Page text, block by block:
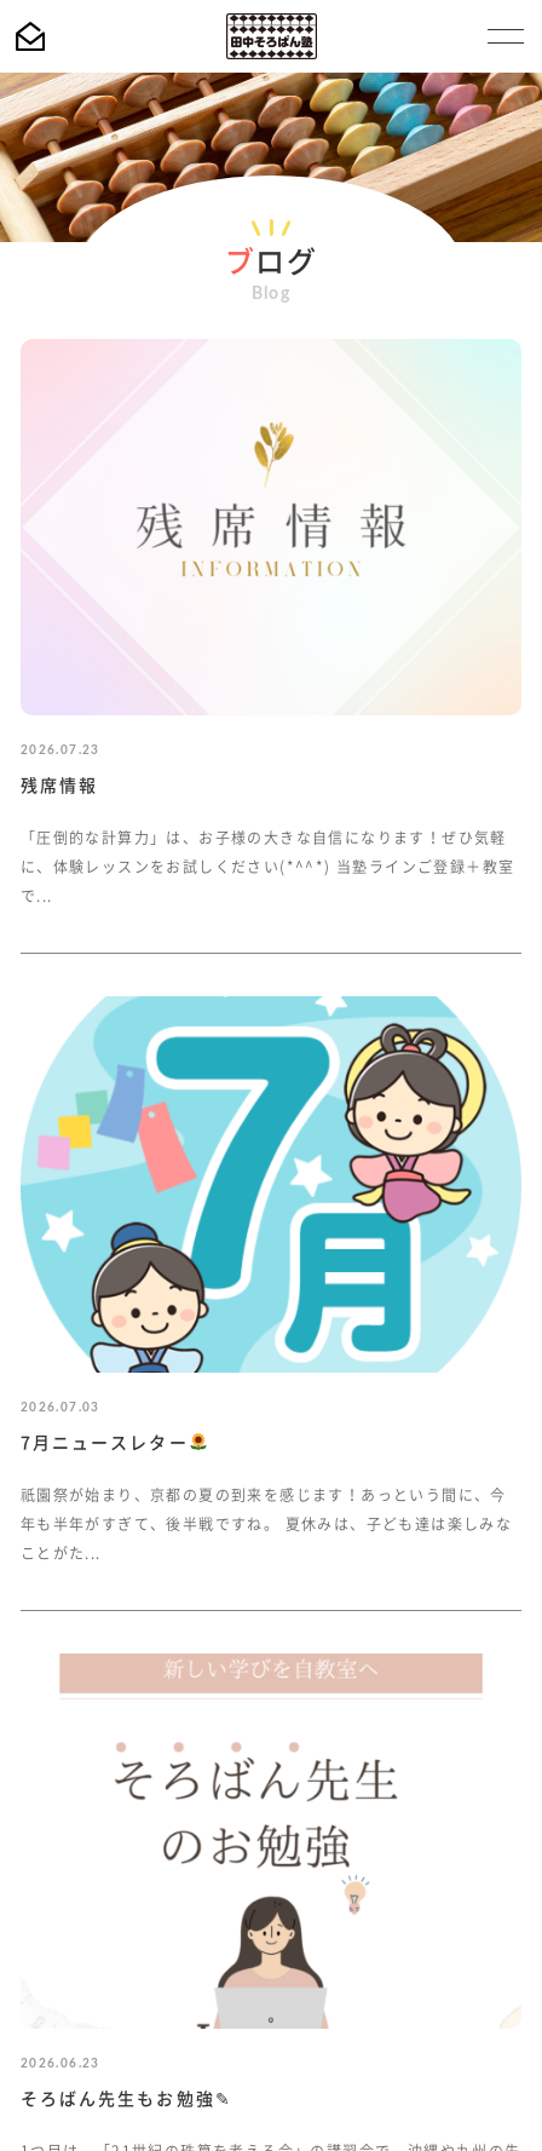
ブ ログ
Blog
2026.07.23
残席情報
「圧倒的な計算力」は、お子様の大きな自信になります！ぜひ気軽
に、体験レッスンをお試しください(*^^*) 当塾ラインご登録＋教室
で...
2026.07.03
7月ニュースレター
祇園祭が始まり、京都の夏の到来を感じます！あっという間に、今
年も半年がすぎて、後半戦ですね。 夏休みは、子ども達は楽しみな
ことがた...
2026.06.23
そろばん先生もお勉強✎